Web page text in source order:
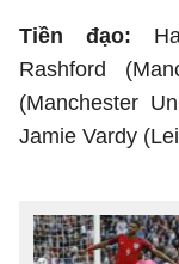
Tiền đạo:
Rashford
(Manchester
Jamie Vardy